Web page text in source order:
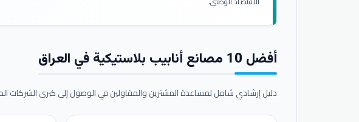
أفضل 10 مصانع أنابيب بلاستيكية في العراق
دليل إرشادي شامل لمساعدة المشترين والمقاولين في الوصول إلى كبرى الشركات